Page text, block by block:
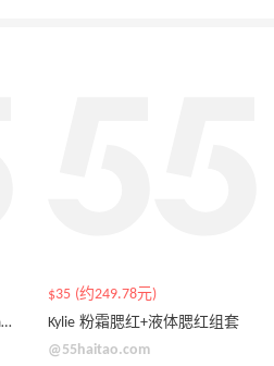
Cosmic Kylie Jenner & 2.0 100ml 套装
$35 (约249.78元)
Kylie 粉霜腮红+液体腮红组套
@55haitao.com